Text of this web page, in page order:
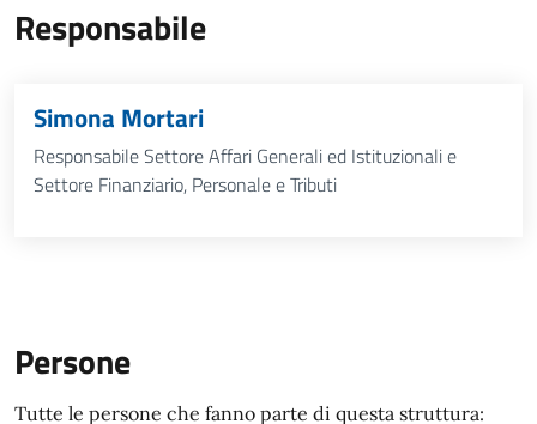
Responsabile
Simona Mortari
Responsabile Settore Affari Generali ed Istituzionali e
Settore Finanziario, Personale e Tributi
Persone
Tutte le persone che fanno parte di questa struttura: